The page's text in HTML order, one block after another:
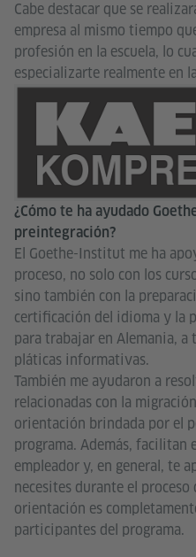
Cabe destacar que se
empresa al mismo tiempo
profesión en la escuela, lo
especializarte realmente en
¿Cómo te ha ayudado
preintegración?
El Goethe-Institut me ha
proceso, no solo con los
sino también con la
certificación del idioma y la
para trabajar en Alemania, a
pláticas informativas.
También me ayudaron a
relacionadas con la
orientación brindada por el
programa. Además, facilitan
empleador y, en general, te
necesites durante el proceso
orientación es
participantes del programa.